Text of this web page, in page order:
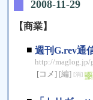
2008-11-29
【商業】
■ 週刊G.rev通
http://maglog.jp/
[コメ] [編] [消]